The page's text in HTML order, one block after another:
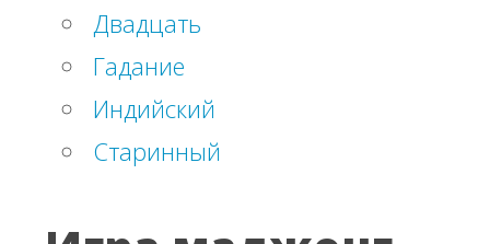
Двадцать
Гадание
Индийский
Старинный